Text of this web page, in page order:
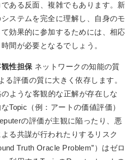
ある反面、複雑でもあります。新
ステムを完全に理解し、自身のモ
効果的に参加するためには、相応
間が必要となるでしょう。
性担保 ネットワークの知能の質
る評価の質に大きく依存します。
ような客観的な正解が存在しな
Topic（例：アートの価値評価）
の評価が主観に陥ったり、悪
る共謀が行われたりするリスク
Truth Oracle Problem”）はゼロ